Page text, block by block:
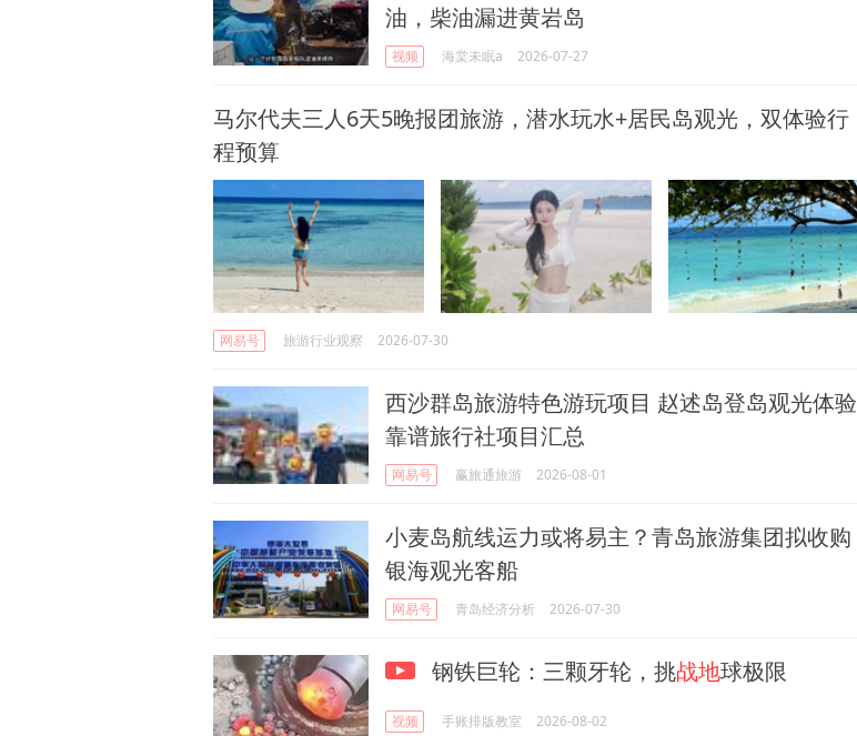
油，柴油漏进黄岩岛
视频 海棠未眠a 2026-07-27
马尔代夫三人6天5晚报团旅游，潜水玩水+居民岛观光，双体验行
程预算
网易号 旅游行业观察 2026-07-30
西沙群岛旅游特色游玩项目 赵述岛登岛观光体验
靠谱旅行社项目汇总
网易号 赢旅通旅游 2026-08-01
小麦岛航线运力或将易主？青岛旅游集团拟收购
银海观光客船
网易号 青岛经济分析 2026-07-30
钢铁巨轮：三颗牙轮，挑战地球极限
视频 手账排版教室 2026-08-02